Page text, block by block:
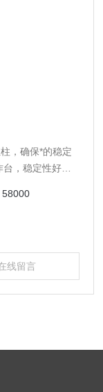
，确保*的稳定
，稳定性好，
度、高分辩率
清晰、高分辨
光学尺。
58000
线留言